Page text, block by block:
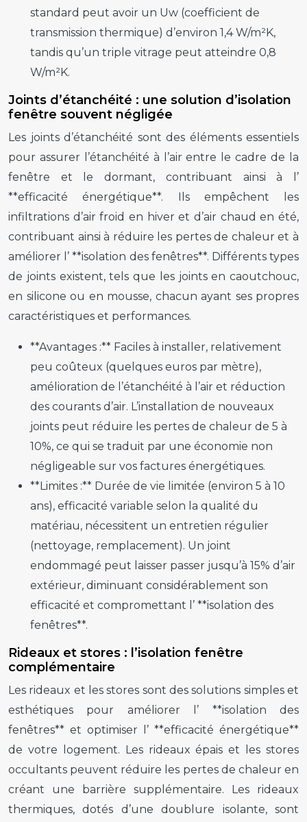
standard peut avoir un Uw (coefficient de
transmission thermique) d’environ 1,4 W/m²K,
tandis qu’un triple vitrage peut atteindre 0,8
W/m²K.
Joints d’étanchéité : une solution d’isolation
fenêtre souvent négligée
Les joints d’étanchéité sont des éléments essentiels
pour assurer l’étanchéité à l’air entre le cadre de la
fenêtre et le dormant, contribuant ainsi à l’
**efficacité énergétique**. Ils empêchent les
infiltrations d’air froid en hiver et d’air chaud en été,
contribuant ainsi à réduire les pertes de chaleur et à
améliorer l’ **isolation des fenêtres**. Différents types
de joints existent, tels que les joints en caoutchouc,
en silicone ou en mousse, chacun ayant ses propres
caractéristiques et performances.
**Avantages :** Faciles à installer, relativement
peu coûteux (quelques euros par mètre),
amélioration de l’étanchéité à l’air et réduction
des courants d’air. L’installation de nouveaux
joints peut réduire les pertes de chaleur de 5 à
10%, ce qui se traduit par une économie non
négligeable sur vos factures énergétiques.
**Limites :** Durée de vie limitée (environ 5 à 10
ans), efficacité variable selon la qualité du
matériau, nécessitent un entretien régulier
(nettoyage, remplacement). Un joint
endommagé peut laisser passer jusqu’à 15% d’air
extérieur, diminuant considérablement son
efficacité et compromettant l’ **isolation des
fenêtres**.
Rideaux et stores : l’isolation fenêtre
complémentaire
Les rideaux et les stores sont des solutions simples et
esthétiques pour améliorer l’ **isolation des
fenêtres** et optimiser l’ **efficacité énergétique**
de votre logement. Les rideaux épais et les stores
occultants peuvent réduire les pertes de chaleur en
créant une barrière supplémentaire. Les rideaux
thermiques, dotés d’une doublure isolante, sont